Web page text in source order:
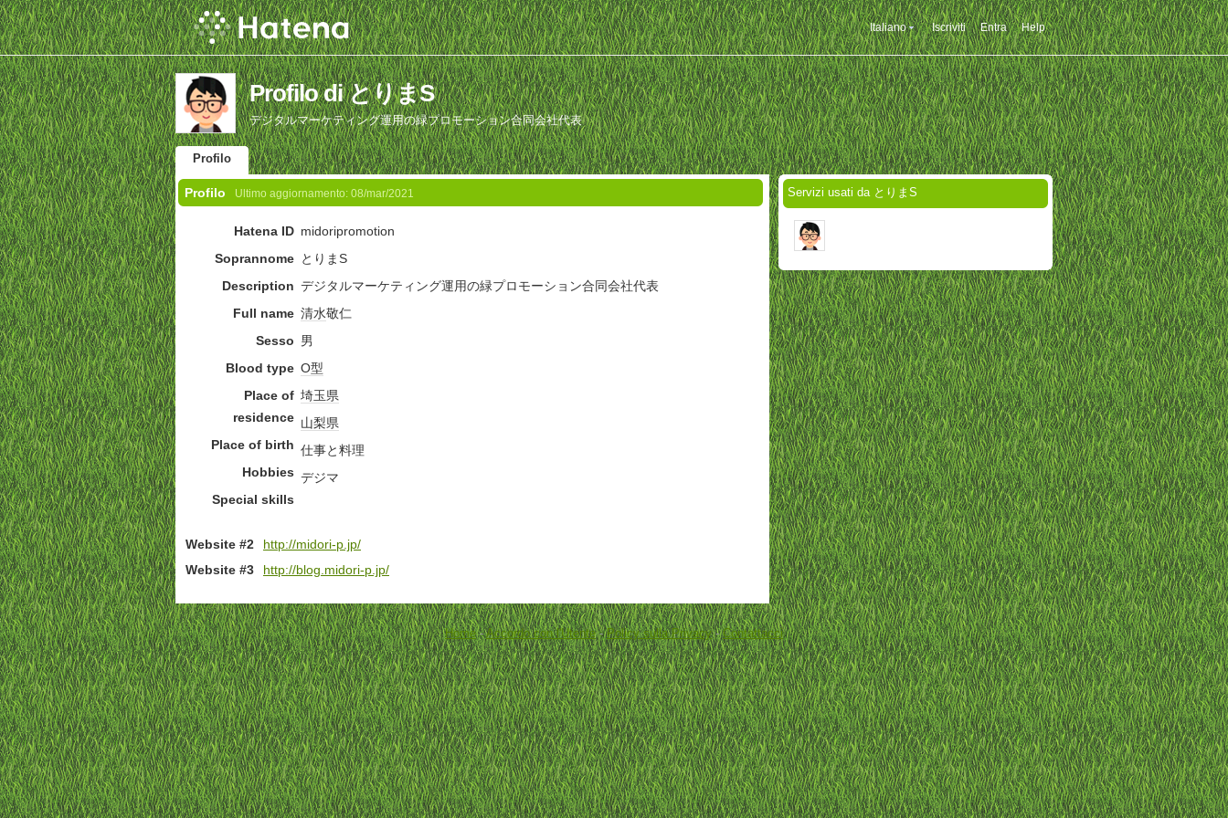
Italiano Iscriviti Entra Help
Profilo di とりまS
デジタルマーケティング運用の緑プロモーション合同会社代表
Profilo
Profilo Ultimo aggiornamento: 08/mar/2021
Hatena ID midoripromotion
Soprannome とりまS
Description デジタルマーケティング運用の緑プロモーション合同会社代表
Full name 清水敬仁
Sesso 男
Blood type O型
Place of
residence
埼玉県
Place of birth
山梨県
Hobbies
仕事と料理
Special skills
デジマ
Website #2
http://midori-p.jp/
Website #3
http://blog.midori-p.jp/
Servizi usati da とりまS
Home-Accordo con l'Utente-Policy sulla Privacy-Contattacci